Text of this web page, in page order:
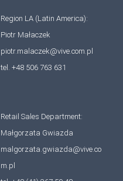
Region LA (Latin America):
Piotr Małaczek
piotr.malaczek@vive.com.pl
tel. +48 506 763 631
Retail Sales Department:
Małgorzata Gwiazda
malgorzata.gwiazda@vive.co
m.pl